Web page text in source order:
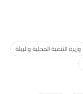
وزيرة التنمية المحلية والبيئة